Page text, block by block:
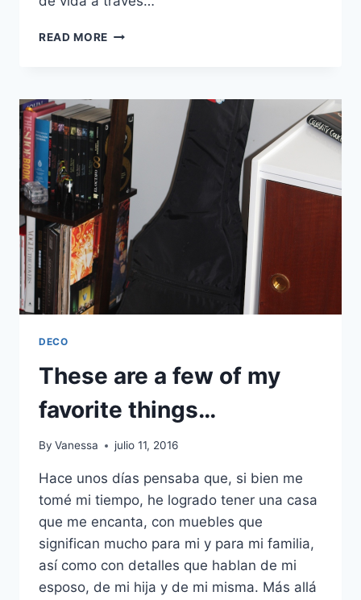
READ MORE DECORANDO
PALABRAS
DECO
These are a few of my
favorite things…
By Vanessa julio 11, 2016
Hace unos días pensaba que, si bien me
tomé mi tiempo, he logrado tener una casa
que me encanta, con muebles que
significan mucho para mi y para mi familia,
así como con detalles que hablan de mi
esposo, de mi hija y de mi misma. Más allá